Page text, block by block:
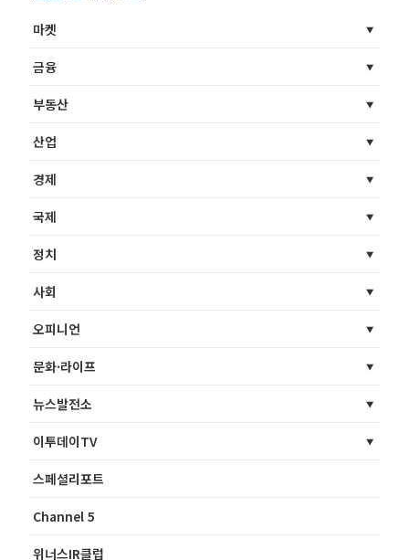
마켓
금융
부동산
산업
경제
국제
정치
사회
오피니언
문화·라이프
뉴스발전소
이투데이TV
스페셜리포트
Channel 5
위너스IR클럽